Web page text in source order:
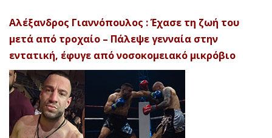
Αλέξανδρος Γιαννόπουλος : Έχασε τη ζωή του
μετά από τροχαίο – Πάλεψε γενναία στην
εντατική, έφυγε από νοσοκομειακό μικρόβιο